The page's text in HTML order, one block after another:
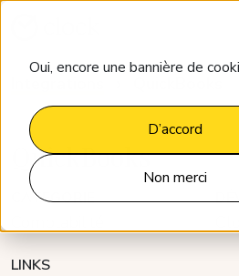
Oui, encore une bannière de
D’accord
Non merci
QuickBooks
CATÉGORIE
LINKS